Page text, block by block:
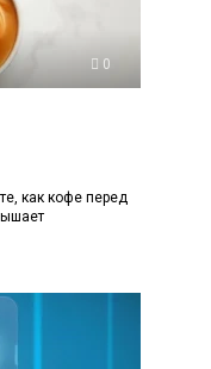
0
как кофе перед